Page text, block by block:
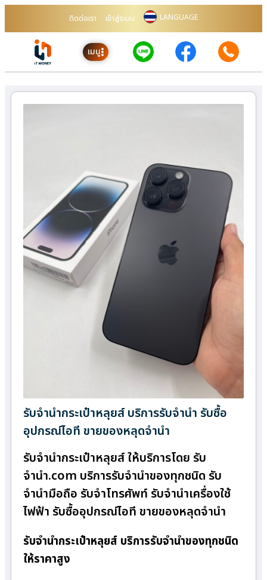
ติดต่อเรา เข้าสู่ระบบ LANGUAGE
เมนู
รับจำนำกระเป๋าหลุยส์ บริการรับจำนำ รับซื้อ
อุปกรณ์ไอที ขายของหลุดจำนำ
รับจำนำกระเป๋าหลุยส์ ให้บริการโดย รับ
จํานํา.com บริการรับจำนำของทุกชนิด รับ
จำนำมือถือ รับจำโทรศัพท์ รับจำนำเครื่องใช้
ไฟฟ้า รับซื้ออุปกรณ์ไอที ขายของหลุดจำนำ
รับจำนำกระเป๋าหลุยส์ บริการรับจำนำของทุกชนิด
ให้ราคาสูง